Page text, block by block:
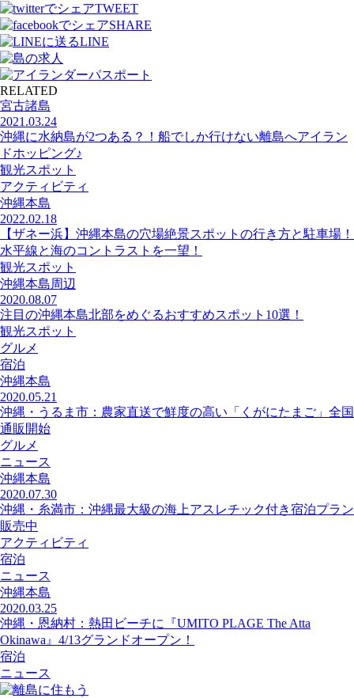
TWEET
SHARE
LINE
RELATED
宮古諸島
2021.03.24
沖縄に水納島が2つある？！船でしか行けない離島へアイラン
ドホッピング♪
観光スポット
アクティビティ
沖縄本島
2022.02.18
【ザネー浜】沖縄本島の穴場絶景スポットの行き方と駐車場！
水平線と海のコントラストを一望！
観光スポット
沖縄本島周辺
2020.08.07
注目の沖縄本島北部をめぐるおすすめスポット10選！
観光スポット
グルメ
宿泊
沖縄本島
2020.05.21
沖縄・うるま市：農家直送で鮮度の高い「くがにたまご」全国
通販開始
グルメ
ニュース
沖縄本島
2020.07.30
沖縄・糸満市：沖縄最大級の海上アスレチック付き宿泊プラン
販売中
アクティビティ
宿泊
ニュース
沖縄本島
2020.03.25
沖縄・恩納村：熱田ビーチに『UMITO PLAGE The Atta
Okinawa』4/13グランドオープン！
宿泊
ニュース